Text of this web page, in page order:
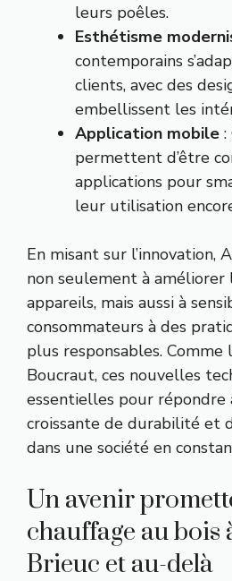
leurs poêles.
Esthétisme
contemporains
clients, avec des
embellissent les
Application mobile :
permettent d’être
applications pour
leur utilisation
En misant sur l’innovation,
non seulement à améliorer
appareils, mais aussi à
consommateurs à des
plus responsables. Comme
Boucraut, ces nouvelles
essentielles pour répondre
croissante de durabilité et
dans une société en
Un avenir
chauffage au bois
Brieuc et au-delà